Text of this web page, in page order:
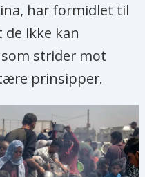
har formidlet til
ikke kan
strider mot
prinsipper.